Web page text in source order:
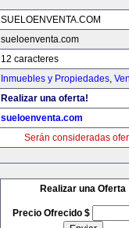
SUELOENVENTA.COM
sueloenventa.com
12 caracteres
Inmuebles y Propiedades,
Realizar una oferta!
sueloenventa.com
Serán consideradas
Realizar una Oferta
Precio Ofrecido $